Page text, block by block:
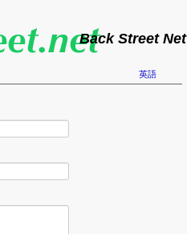
Back Street Net
英語